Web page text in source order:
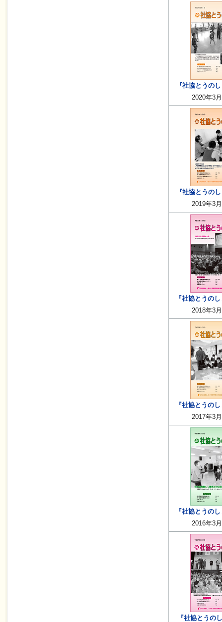
『社協とうの
2020年3
『社協とうの
2019年3
『社協とうの
2018年3
『社協とうの
2017年3
『社協とうの
2016年3
『社協とうの